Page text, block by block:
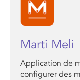
Marti Meli
Application de
configurer des